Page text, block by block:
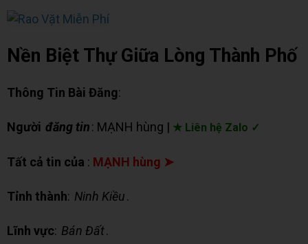
Nền Biệt Thự Giữa Lòng Thành Phố
Thông Tin Bài Đăng:
Người đăng tin: MẠNH hùng | ★ Liên hệ Zalo ✓
Tất cả tin của : MẠNH hùng ➤
Tỉnh thành: Ninh Kiều.
Lĩnh vực: Bán Đất.